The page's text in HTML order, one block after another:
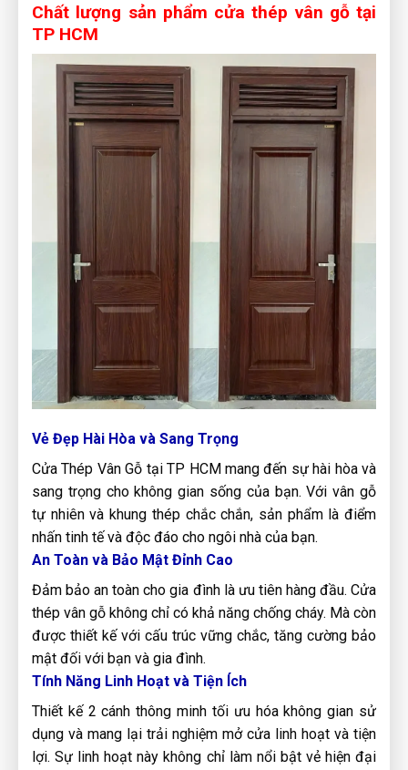
Chất lượng sản phẩm cửa thép vân gỗ tại
TP HCM
Vẻ Đẹp Hài Hòa và Sang Trọng
Cửa Thép Vân Gỗ tại TP HCM mang đến sự hài hòa và
sang trọng cho không gian sống của bạn. Với vân gỗ
tự nhiên và khung thép chắc chắn, sản phẩm là điểm
nhấn tinh tế và độc đáo cho ngôi nhà của bạn.
An Toàn và Bảo Mật Đỉnh Cao
Đảm bảo an toàn cho gia đình là ưu tiên hàng đầu. Cửa
thép vân gỗ không chỉ có khả năng chống cháy. Mà còn
được thiết kế với cấu trúc vững chắc, tăng cường bảo
mật đối với bạn và gia đình.
Tính Năng Linh Hoạt và Tiện Ích
Thiết kế 2 cánh thông minh tối ưu hóa không gian sử
dụng và mang lại trải nghiệm mở cửa linh hoạt và tiện
lợi. Sự linh hoạt này không chỉ làm nổi bật vẻ hiện đại